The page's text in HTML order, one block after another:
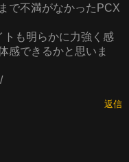
で不満がなかったPCX
も明らかに力強く感
感できるかと思いま
返信